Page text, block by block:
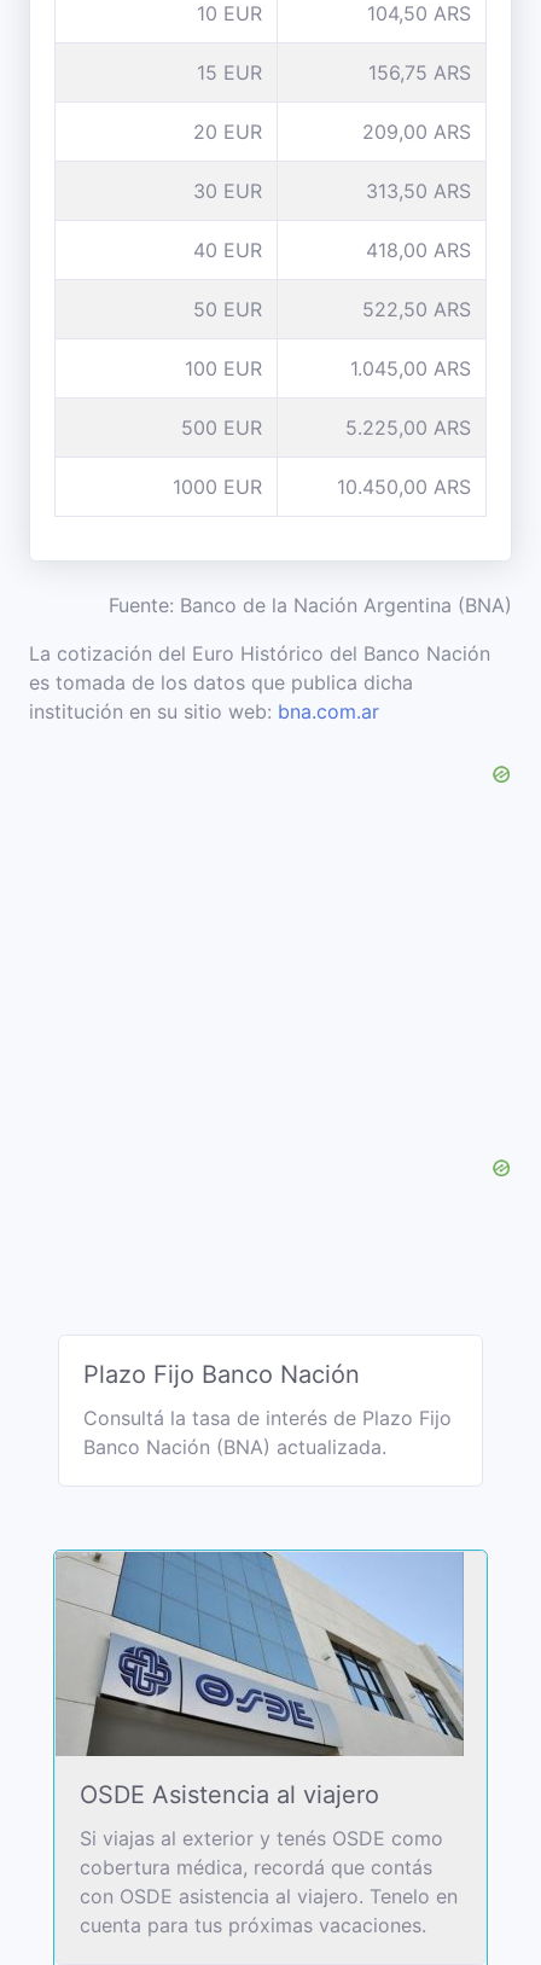
10 EUR 104,50 ARS
15 EUR 156,75 ARS
20 EUR 209,00 ARS
30 EUR 313,50 ARS
40 EUR 418,00 ARS
50 EUR 522,50 ARS
100 EUR 1.045,00 ARS
500 EUR 5.225,00 ARS
1000 EUR 10.450,00 ARS
Fuente: Banco de la Nación Argentina (BNA)
La cotización del Euro Histórico del Banco Nación
es tomada de los datos que publica dicha
institución en su sitio web: bna.com.ar
Plazo Fijo Banco Nación
Consultá la tasa de interés de Plazo Fijo
Banco Nación (BNA) actualizada.
OSDE Asistencia al viajero
Si viajas al exterior y tenés OSDE como
cobertura médica, recordá que contás
con OSDE asistencia al viajero. Tenelo en
cuenta para tus próximas vacaciones.